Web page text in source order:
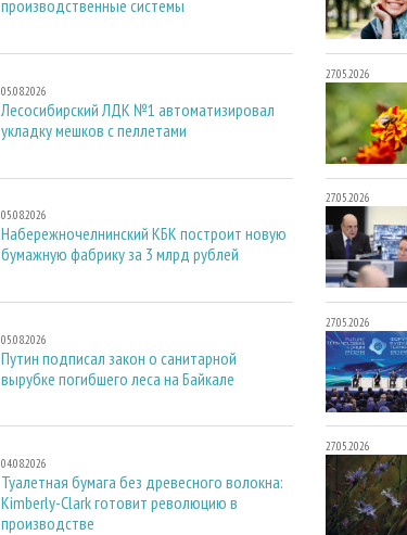
производственные системы
05.08.2026
Лесосибирский ЛДК №1 автоматизировал
укладку мешков с пеллетами
05.08.2026
Набережночелнинский КБК построит новую
бумажную фабрику за 3 млрд рублей
05.08.2026
Путин подписал закон о санитарной
вырубке погибшего леса на Байкале
04.08.2026
Туалетная бумага без древесного волокна:
Kimberly-Clark готовит революцию в
производстве
27.05.2026
27.05.2026
27.05.2026
27.05.2026